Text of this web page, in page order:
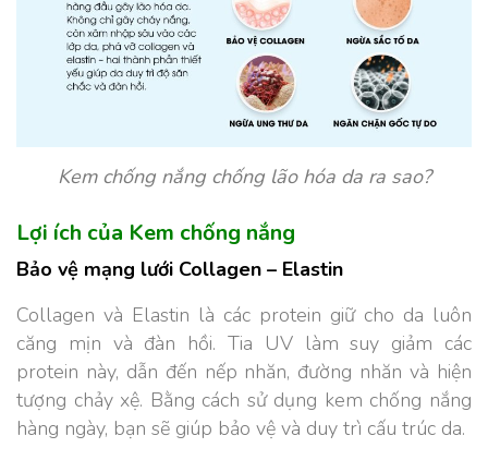
Kem chống nắng chống lão hóa da ra sao?
Lợi ích của Kem chống nắng
Bảo vệ mạng lưới Collagen – Elastin
Collagen và Elastin là các protein giữ cho da luôn
căng mịn và đàn hồi. Tia UV làm suy giảm các
protein này, dẫn đến nếp nhăn, đường nhăn và hiện
tượng chảy xệ. Bằng cách sử dụng kem chống nắng
hàng ngày, bạn sẽ giúp bảo vệ và duy trì cấu trúc da.